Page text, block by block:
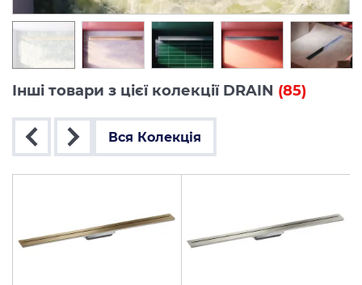
Інші товари з цієї колекції DRAIN (85)
Вся Колекція